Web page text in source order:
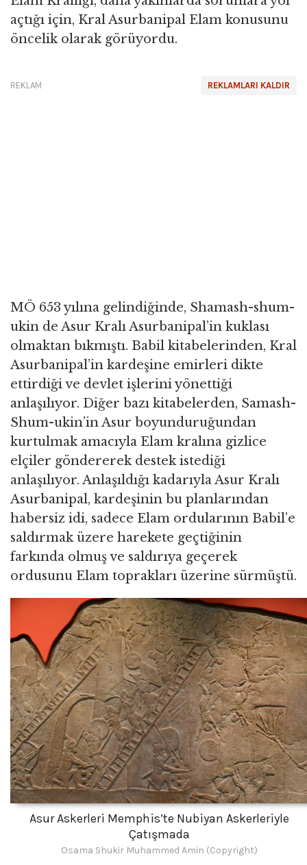
açtığı için, Kral Asurbanipal Elam konusunu
öncelik olarak görüyordu.
REKLAMLARI KALDIR
REKLAM
MÖ 653 yılına gelindiğinde, Shamash-shum-
ukin de Asur Kralı Asurbanipal’in kuklası
olmaktan bıkmıştı. Babil kitabelerinden, Kral
Asurbanipal’in kardeşine emirleri dikte
ettirdiği ve devlet işlerini yönettiği
anlaşılıyor. Diğer bazı kitabelerden, Samash-
Shum-ukin’in Asur boyunduruğundan
kurtulmak amacıyla Elam kralına gizlice
elçiler göndererek destek istediği
anlaşılıyor. Anlaşıldığı kadarıyla Asur Kralı
Asurbanipal, kardeşinin bu planlarından
habersiz idi, sadece Elam ordularının Babil’e
saldırmak üzere harekete geçtiğinin
farkında olmuş ve saldırıya geçerek
ordusunu Elam toprakları üzerine sürmüştü.
Asur Askerleri Memphis’te Nubiyan Askerleriyle
Çatışmada
Osama Shukir Muhammed Amin (Copyright)